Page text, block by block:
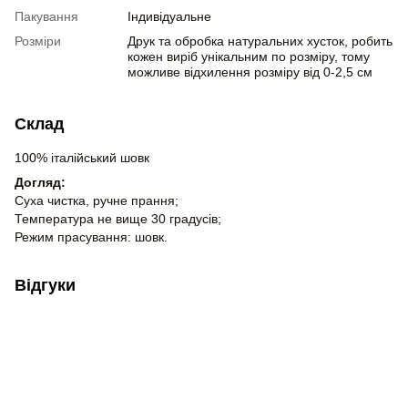
Пакування
Індивідуальне
Розміри
Друк та обробка натуральних хусток, робить
кожен виріб унікальним по розміру, тому
можливе відхилення розміру від 0-2,5 см
Склад
100% італійський шовк
Догляд:
Суха чистка, ручне прання;
Температура не вище 30 градусів;
Режим прасування: шовк.
Відгуки